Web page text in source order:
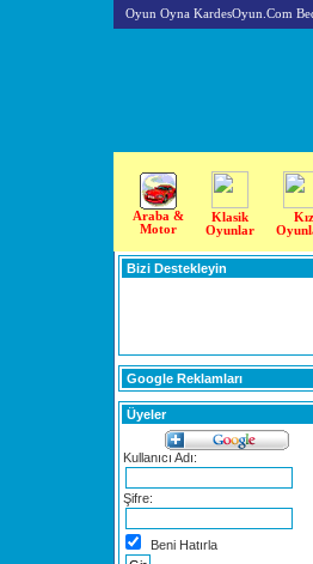
Oyun Oyna KardesOyun.Com
Araba &
Motor
Klasik
Oyunlar
Kız
Bizi Destekleyin
Google Reklamları
Üyeler
Kullanıcı Adı:
Şifre:
Beni Hatırla